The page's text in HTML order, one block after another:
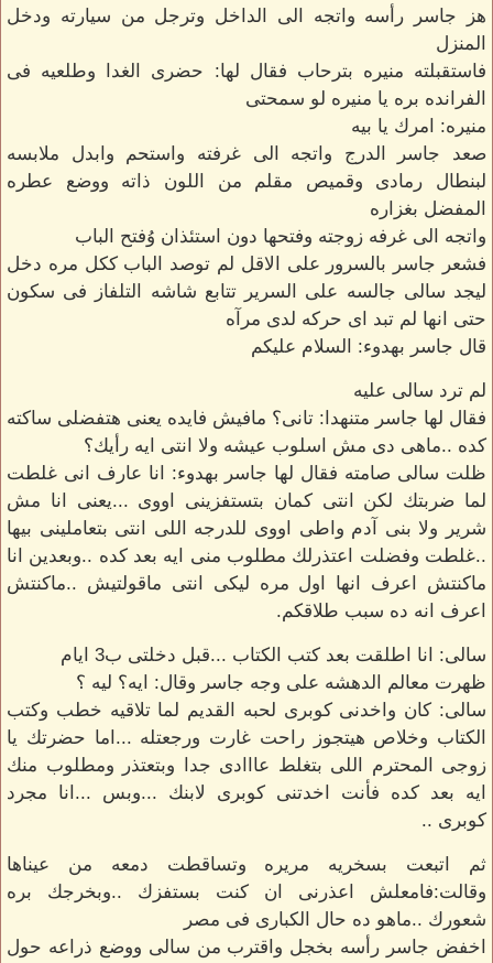
هز جاسر رأسه واتجه الى الداخل وترجل من سيارته ودخل
المنزل
فاستقبلته منيره بترحاب فقال لها: حضرى الغدا وطلعيه فى
الفرانده بره يا منيره لو سمحتى
منيره: امرك يا بيه
صعد جاسر الدرج واتجه الى غرفته واستحم وابدل ملابسه
لبنطال رمادى وقميص مقلم من اللون ذاته ووضع عطره
المفضل بغزاره
واتجه الى غرفه زوجته وفتحها دون استئذان وُفتح الباب
فشعر جاسر بالسرور على الاقل لم توصد الباب ككل مره دخل
ليجد سالى جالسه على السرير تتابع شاشه التلفاز فى سكون
حتى انها لم تبد اى حركه لدى مرآه
قال جاسر بهدوء: السلام عليكم
لم ترد سالى عليه
فقال لها جاسر متنهدا: تانى؟ مافيش فايده يعنى هتفضلى ساكته
كده ..ماهى دى مش اسلوب عيشه ولا انتى ايه رأيك؟
ظلت سالى صامته فقال لها جاسر بهدوء: انا عارف انى غلطت
لما ضربتك لكن انتى كمان بتستفزينى اووى ...يعنى انا مش
شرير ولا بنى آدم واطى اووى للدرجه اللى انتى بتعاملينى بيها
..غلطت وفضلت اعتذرلك مطلوب منى ايه بعد كده ..وبعدين انا
ماكنتش اعرف انها اول مره ليكى انتى ماقولتيش ..ماكنتش
اعرف انه ده سبب طلاقكم.
سالى: انا اطلقت بعد كتب الكتاب ...قبل دخلتى ب3 ايام
ظهرت معالم الدهشه على وجه جاسر وقال: ايه؟ ليه ؟
سالى: كان واخدنى كوبرى لحبه القديم لما تلاقيه خطب وكتب
الكتاب وخلاص هيتجوز راحت غارت ورجعتله ...اما حضرتك يا
زوجى المحترم اللى بتغلط عااادى جدا وبتعتذر ومطلوب منك
ايه بعد كده فأنت اخدتنى كوبرى لابنك ...وبس ...انا مجرد
كوبرى ..
ثم اتبعت بسخريه مريره وتساقطت دمعه من عيناها
وقالت:فامعلش اعذرنى ان كنت بستفزك ..وبخرجك بره
شعورك ..ماهو ده حال الكبارى فى مصر
اخفض جاسر رأسه بخجل واقترب من سالى ووضع ذراعه حول